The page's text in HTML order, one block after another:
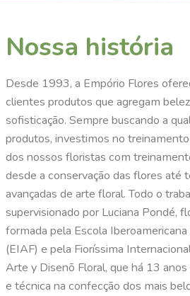
Nossa história
Desde 1993, a Empório Flores
clientes produtos que agregam
sofisticação. Sempre buscando a
produtos, investimos no
dos nossos floristas com
desde a conservação das flores até
avançadas de arte floral. Todo o
supervisionado por Luciana Pondé,
formada pela Escola
(EIAF) e pela Fioríssima
Arte y Disenõ Floral, que há 13 anos
e técnica na confecção dos mais